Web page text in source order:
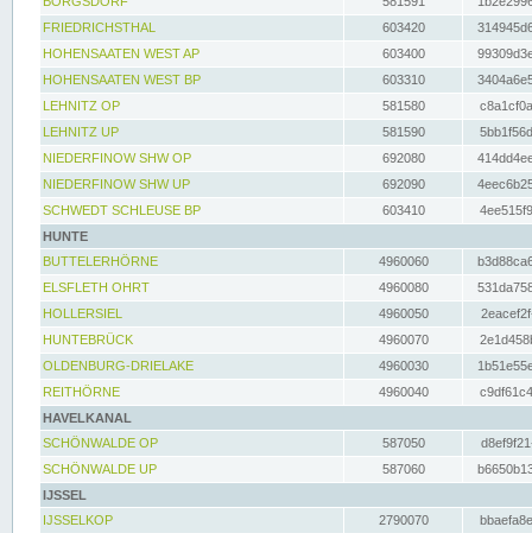
FRIEDRICHSTHAL
603420
HOHENSAATEN WEST AP
603400
HOHENSAATEN WEST BP
603310
LEHNITZ OP
581580
LEHNITZ UP
581590
NIEDERFINOW SHW OP
692080
NIEDERFINOW SHW UP
692090
SCHWEDT SCHLEUSE BP
603410
HUNTE
BUTTELERHÖRNE
4960060
ELSFLETH OHRT
4960080
HOLLERSIEL
4960050
HUNTEBRÜCK
4960070
OLDENBURG-DRIELAKE
4960030
REITHÖRNE
4960040
HAVELKANAL
SCHÖNWALDE OP
587050
SCHÖNWALDE UP
587060
IJSSEL
IJSSELKOP
2790070